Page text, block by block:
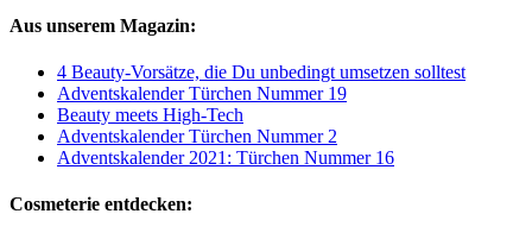
Aus unserem Magazin:
4 Beauty-Vorsätze, die Du unbedingt umsetzen solltest
Adventskalender Türchen Nummer 19
Beauty meets High-Tech
Adventskalender Türchen Nummer 2
Adventskalender 2021: Türchen Nummer 16
Cosmeterie entdecken: